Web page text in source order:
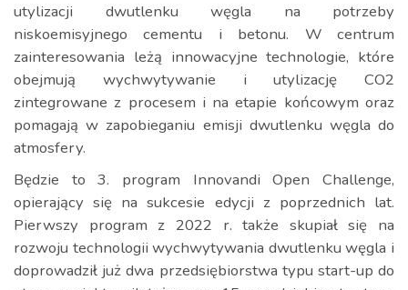
utylizacji dwutlenku węgla na potrzeby
niskoemisyjnego cementu i betonu. W centrum
zainteresowania leżą innowacyjne technologie, które
obejmują wychwytywanie i utylizację CO2
zintegrowane z procesem i na etapie końcowym oraz
pomagają w zapobieganiu emisji dwutlenku węgla do
atmosfery.
Będzie to 3. program Innovandi Open Challenge,
opierający się na sukcesie edycji z poprzednich lat.
Pierwszy program z 2022 r. także skupiał się na
rozwoju technologii wychwytywania dwutlenku węgla i
doprowadził już dwa przedsiębiorstwa typu start-up do